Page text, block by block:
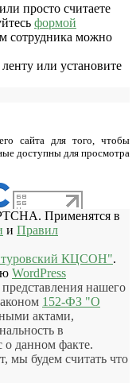
просто считаете
формой
сотрудника можно
ленту или установите
сайта для того, чтобы
доступны для просмотра
Применятся в
и Правил
КЦСОН".
WordPress
нашего
152-ФЗ "О
актами,
в
о данном факте.
мы будем считать что